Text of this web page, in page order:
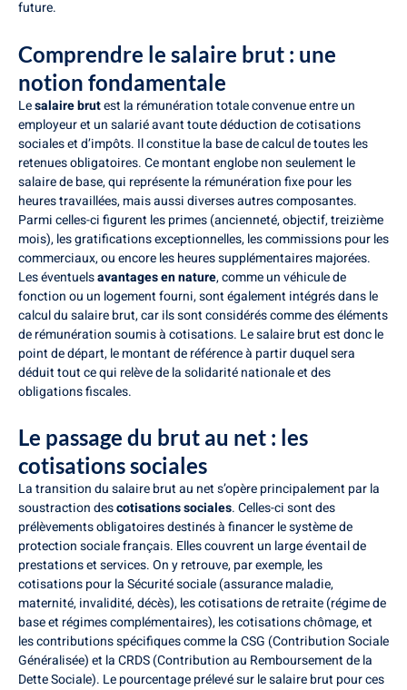
future.
Comprendre le salaire brut : une
notion fondamentale
Lesalaire brutest la rémunération totale convenue entre un
employeur et un salarié avant toute déduction de cotisations
sociales et d’impôts. Il constitue la base de calcul de toutes les
retenues obligatoires. Ce montant englobe non seulement le
salaire de base, qui représente la rémunération fixe pour les
heures travaillées, mais aussi diverses autres composantes.
Parmi celles-ci figurent les primes (ancienneté, objectif, treizième
mois), les gratifications exceptionnelles, les commissions pour les
commerciaux, ou encore les heures supplémentaires majorées.
Les éventuelsavantages en nature, comme un véhicule de
fonction ou un logement fourni, sont également intégrés dans le
calcul du salaire brut, car ils sont considérés comme des éléments
de rémunération soumis à cotisations. Le salaire brut est donc le
point de départ, le montant de référence à partir duquel sera
déduit tout ce qui relève de la solidarité nationale et des
obligations fiscales.
Le passage du brut au net : les
cotisations sociales
La transition du salaire brut au net s’opère principalement par la
soustraction descotisations sociales. Celles-ci sont des
prélèvements obligatoires destinés à financer le système de
protection sociale français. Elles couvrent un large éventail de
prestations et services. On y retrouve, par exemple, les
cotisations pour la Sécurité sociale (assurance maladie,
maternité, invalidité, décès), les cotisations de retraite (régime de
base et régimes complémentaires), les cotisations chômage, et
les contributions spécifiques comme la CSG (Contribution Sociale
Généralisée) et la CRDS (Contribution au Remboursement de la
Dette Sociale). Le pourcentage prélevé sur le salaire brut pour ces